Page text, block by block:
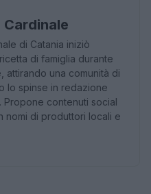
Cardinale
di Catania iniziò
di famiglia durante
attirando una comunità di
lo spinse in redazione
Propone contenuti social
nomi di produttori locali e